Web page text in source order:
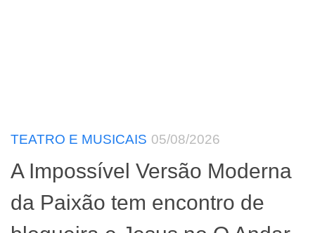
TEATRO E MUSICAIS 05/08/2026
A Impossível Versão Moderna
da Paixão tem encontro de